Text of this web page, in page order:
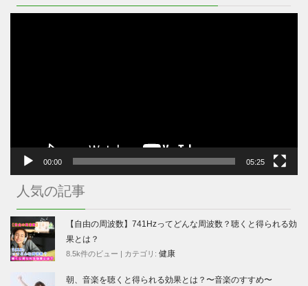
00:00 05:25
人気の記事
【自由の周波数】741Hzってどんな周波数？聴くと得られる効
果とは？
8.5k件のビュー カテゴリ: 健康
朝、音楽を聴くと得られる効果とは？〜音楽のすすめ〜